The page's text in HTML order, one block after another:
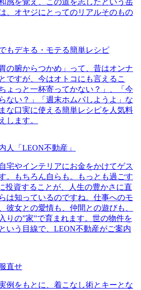
感を覚え、この道を志したという岳
、オヤジにとってのリアルそのもの
もデキる・モテる簡単レシピ
の腑からつかめ」って、昔はオンナ
ですが、今はオトコにも言えるこ
ょっと一杯寄ってかない？」、「今
ない？」「週末ホムパしようよ」な
な口実に使える簡単レシピを人気料
します。
人「LEON不動産」
宅やインテリアにお金をかけてゲス
。もちろん自らも。もっとも過ごす
投資することが、人生の豊かさに直
は知っているのですね。仕事へのモ
彼女との愛情も、仲間との遊びも、
りの”家”で育まれます。世の物件を
いう目線で、LEON不動産がご案内
直せ
例をもとに、着こなし術とキーとな